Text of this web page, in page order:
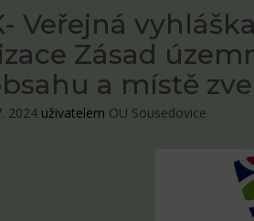
Veřejná
Zásad
a místě
2024 uživatelem OU Sousedovice